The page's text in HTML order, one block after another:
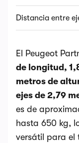
Distancia entre
El Peugeot
de longitud,
metros de
ejes de 2,79
es de
hasta 650 kg,
versátil para el